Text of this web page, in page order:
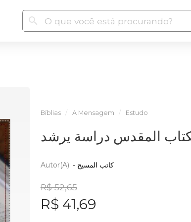
Bíblias A Mensagem Estudo
المقدس دراسة يرشد
Autor(a): - كاتب المسيح
R$ 52,65
R$ 41,69